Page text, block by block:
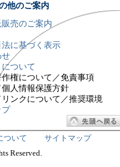
他のご案内
売のご案内
に基づく表示
せ
ついて
ついて／免責事項
保護方針
ついて／推奨環境
プ
ついて
サイトマップ
Reserved.